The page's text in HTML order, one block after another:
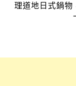
理道地日式鍋物